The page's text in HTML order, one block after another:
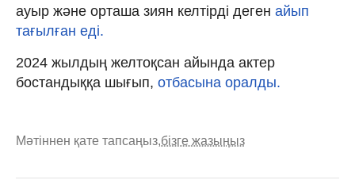
ауыр және орташа зиян келтірді деген айып
тағылған еді.
2024 жылдың желтоқсан айында актер
бостандыққа шығып, отбасына оралды.
Мәтіннен қате тапсаңыз,бізге жазыңыз